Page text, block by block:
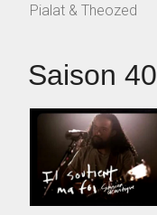
Pialat & Theozed
Saison 40